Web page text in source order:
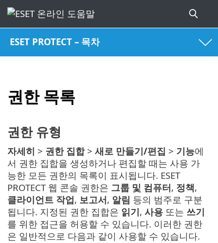
ESET PROTECT – 목차
권한 목록
권한 유형
자세히 > 권한 집합> 새로 만들기/편집 > 기능에
서 권한 집합을 생성하거나 편집할 때는 사용 가
능한 모든 권한의 목록이 표시됩니다. ESET
PROTECT 웹 콘솔 권한은 그룹 및 컴퓨터, 정책,
클라이언트 작업, 보고서, 알림 등의 범주로 구분
됩니다. 지정된 권한 집합은 읽기, 사용 또는 쓰기
를 위한 접근을 허용할 수 있습니다. 이러한 권한
은 일반적으로 다음과 같이 사용할 수 있습니다.